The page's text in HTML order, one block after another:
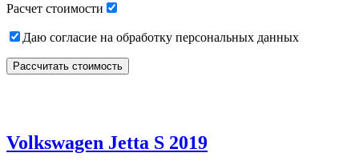
Расчет стоимости
Даю согласие на обработку персональных данных
Volkswagen Jetta S 2019